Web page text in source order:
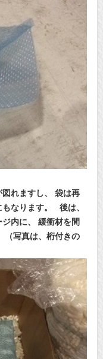
れますし、
袋は再
なります。
後は、
内に、
緩衝材を間
（写真は、桁付きの